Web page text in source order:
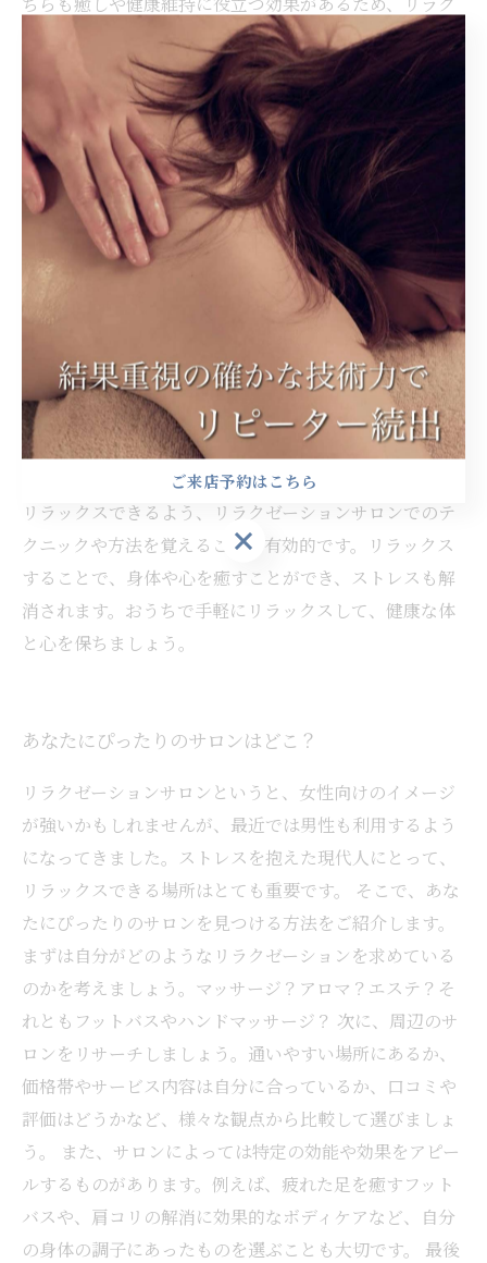
ゼーションを求める方にはぜひおすすめしたいマッサー
ジ種類です。選ぶなら、ぜひアロママッサージか足裏マ
ッサージを。
おうちで手軽に！
ご自宅で手軽にリラックスしたいと思ったことはありま
せんか？リラクゼーションサロンに行く時間やお金がな
くても、おうちで簡単にリラックスできます。アロマオ
イルを使ったアロマテラピー、ストレッチ、マッサージ
など、おうちでできるリラックス方法はたくさんありま
す。また、リラックスするためには、環境も大切です。
日常の生活音を消したり、照明を暗くしたりして、充分
なリラックス空間を作ってください。あなたがおうちで
リラックスできるよう、リラクゼーションサロンでのテ
クニックや方法を覚えることも有効的です。リラックス
することで、身体や心を癒すことができ、ストレスも解
消されます。おうちで手軽にリラックスして、健康な体
と心を保ちましょう。
あなたにぴったりのサロンはどこ？
リラクゼーションサロンというと、女性向けのイメージ
が強いかもしれませんが、最近では男性も利用するよう
になってきました。ストレスを抱えた現代人にとって、
リラックスできる場所はとても重要です。 そこで、あな
たにぴったりのサロンを見つける方法をご紹介します。
まずは自分がどのようなリラクゼーションを求めている
のかを考えましょう。マッサージ？アロマ？エステ？そ
れともフットバスやハンドマッサージ？ 次に、周辺のサ
ロンをリサーチしましょう。通いやすい場所にあるか、
価格帯やサービス内容は自分に合っているか、口コミや
評価はどうかなど、様々な観点から比較して選びましょ
う。 また、サロンによっては特定の効能や効果をアピー
ルするものがあります。例えば、疲れた足を癒すフット
バスや、肩コリの解消に効果的なボディケアなど、自分
の身体の調子にあったものを選ぶことも大切です。 最後
ご来店予約はこちら
ご来店予約はこちら